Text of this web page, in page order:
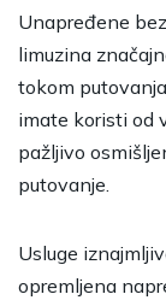
Unapređene
limuzina
tokom
imate koristi od
pažljivo
putovanje.
Usluge
opremljena